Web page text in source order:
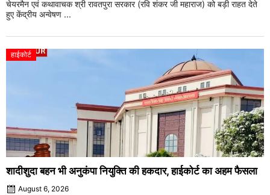
चेयरमैन एवं कथावाचक श्री रावतपुरा सरकार (रवि शंकर जी महाराज) को बड़ी राहत देते
हुए केंद्रीय अन्वेषण ...
हाईकोर्ट
शादीशुदा बहन भी अनुकंपा नियुक्ति की हकदार, हाईकोर्ट का अहम फैसला
August 6, 2026